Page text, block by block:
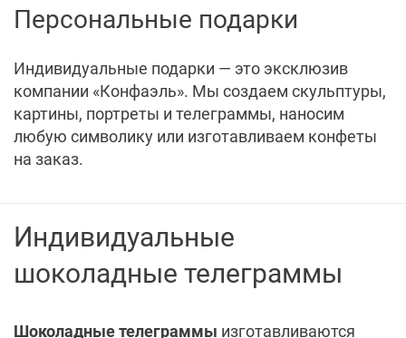
Персональные подарки
Индивидуальные подарки — это эксклюзив
компании «Конфаэль». Мы создаем скульптуры,
картины, портреты и телеграммы, наносим
любую символику или изготавливаем конфеты
на заказ.
Индивидуальные
шоколадные телеграммы
Шоколадные телеграммы изготавливаются